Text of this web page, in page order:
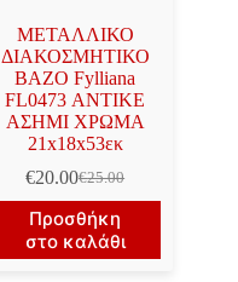
ΜΕΤΑΛΛΙΚΟ
ΔΙΑΚΟΣΜΗΤΙΚΟ
ΒΑΖΟ Fylliana
FL0473 ΑΝΤΙΚΕ
ΑΣΗΜΙ ΧΡΩΜΑ
21x18x53εκ
€25.00
Original
price
was:
€25.00.
€20.00Η
τρέχουσα
τιμή
είναι:
Προσθήκη
στο καλάθι